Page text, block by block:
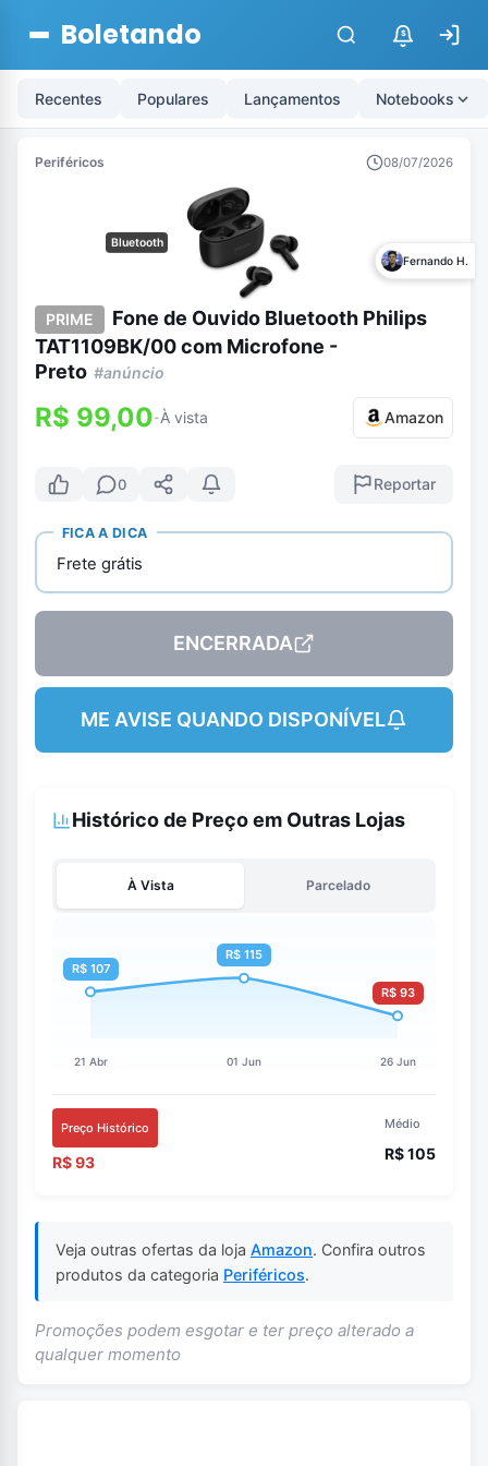
Boletando $
Recentes Populares Lançamentos Notebooks
Periféricos 08/07/2026
Bluetooth
Fernando H.
PRIME
Fone de Ouvido Bluetooth Philips
TAT1109BK/00 com Microfone -
Preto #anúncio
R$ 99,00-À vista Amazon
0 Reportar
FICA A DICA
Frete grátis
ENCERRADA
ME AVISE QUANDO DISPONÍVEL
Histórico de Preço em Outras Lojas
À Vista Parcelado
Preço Histórico
R$ 93
Médio
R$ 105
Veja outras ofertas da loja Amazon. Confira outros
produtos da categoria Periféricos.
Promoções podem esgotar e ter preço alterado a
qualquer momento